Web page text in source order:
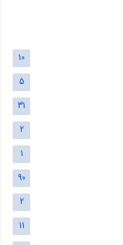
10
5
31
2
1
90
2
11